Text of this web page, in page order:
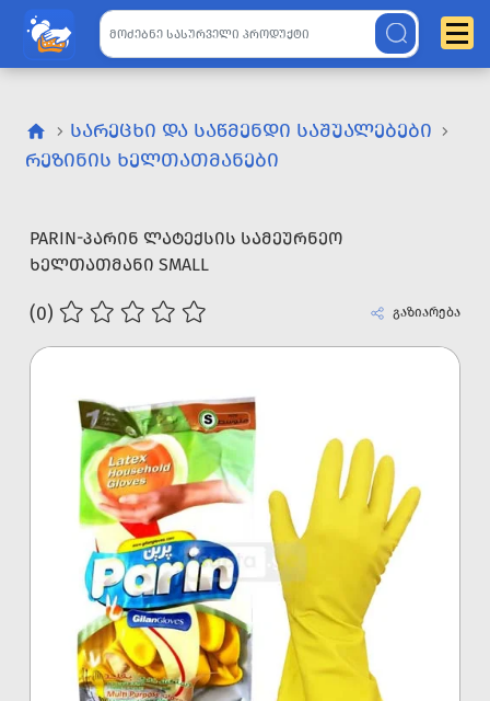
ᲡᲐᲠᲔᲪᲮᲘ ᲓᲐ ᲡᲐᲬᲛᲔᲜᲓᲘ ᲡᲐᲨᲣᲐᲚᲔᲑᲔᲑᲘ
ᲠᲔᲖᲘᲜᲘᲡ ᲮᲔᲚᲗᲐᲗᲛᲐᲜᲔᲑᲘ
PARIN-ᲞᲐᲠᲘᲜ ᲚᲐᲢᲔᲥᲡᲘᲡ ᲡᲐᲛᲔᲣᲠᲜᲔᲝ
ᲮᲔᲚᲗᲐᲗᲛᲐᲜᲘ SMALL
(0) გაზიარება